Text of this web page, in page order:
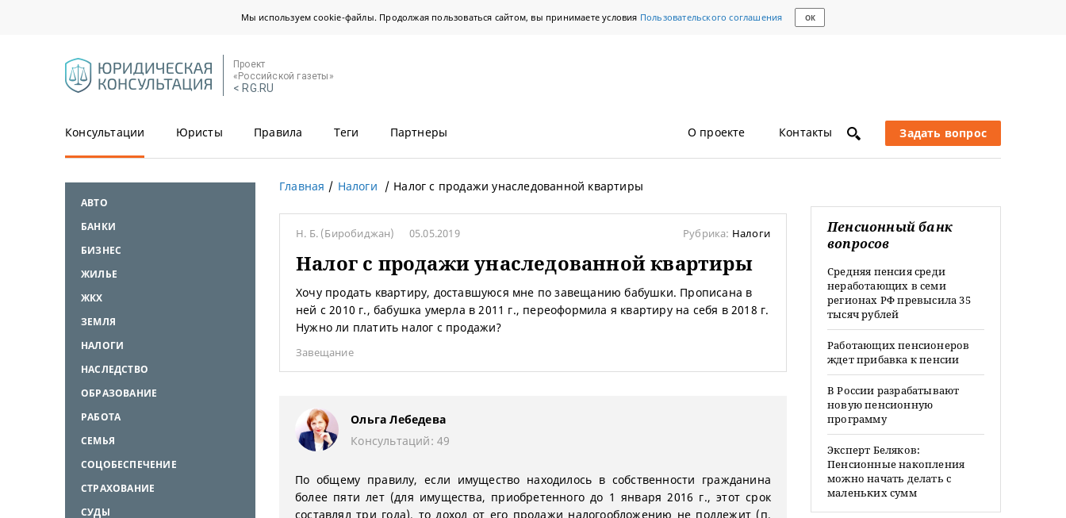
Мы используем cookie-файлы. Продолжая пользоваться сайтом, вы принимаете условия Пользовательского соглашения ОК
Проект
«Российской газеты»
< RG.RU
Консультации Юристы Правила Теги Партнеры О проекте Контакты Задать вопрос
АВТО
БАНКИ
БИЗНЕС
ЖИЛЬЕ
ЖКХ
ЗЕМЛЯ
НАЛОГИ
НАСЛЕДСТВО
ОБРАЗОВАНИЕ
РАБОТА
СЕМЬЯ
СОЦОБЕСПЕЧЕНИЕ
СТРАХОВАНИЕ
СУДЫ
Главная Налоги Налог с продажи унаследованной квартиры
Н. Б. (Биробиджан) 05.05.2019 Рубрика: Налоги
Налог с продажи унаследованной квартиры
Хочу продать квартиру, доставшуюся мне по завещанию бабушки. Прописана в
ней с 2010 г., бабушка умерла в 2011 г., переоформила я квартиру на себя в 2018 г.
Нужно ли платить налог с продажи?
Завещание
Ольга Лебедева
Консультаций: 49
По общему правилу, если имущество находилось в собственности гражданина
более пяти лет (для имущества, приобретенного до 1 января 2016 г., этот срок
составлял три года), то доход от его продажи налогообложению не подлежит (п.
Пенсионный банк
вопросов
Средняя пенсия среди
неработающих в семи
регионах РФ превысила 35
тысяч рублей
Работающих пенсионеров
ждет прибавка к пенсии
В России разрабатывают
новую пенсионную
программу
Эксперт Беляков:
Пенсионные накопления
можно начать делать с
маленьких сумм